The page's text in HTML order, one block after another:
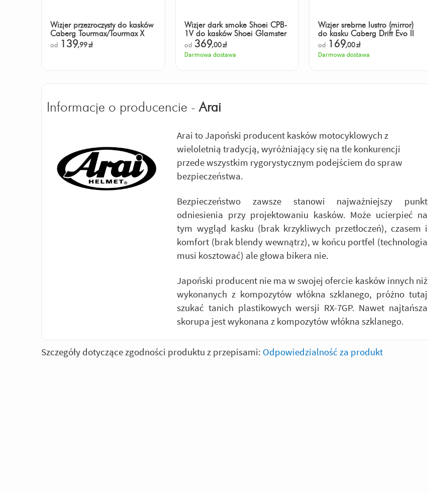
Wizjer przezroczysty do kasków
Caberg Tourmax/Tourmax X
od 139,99zł
Wizjer dark smoke Shoei CPB-
1V do kasków Shoei Glamster
od 369,00zł
Darmowa dostawa
Wizjer srebrne lustro (mirror)
do kasku Caberg Drift Evo II
od 169,00zł
Darmowa dostawa
Informacje o producencie - Arai
Arai to Japoński producent kasków motocyklowych z
wieloletnią tradycją, wyróżniający się na tle konkurencji
przede wszystkim rygorystycznym podejściem do spraw
bezpieczeństwa.
Bezpieczeństwo zawsze stanowi najważniejszy punkt
odniesienia przy projektowaniu kasków. Może ucierpieć na
tym wygląd kasku (brak krzykliwych przetłoczeń), czasem i
komfort (brak blendy wewnątrz), w końcu portfel (technologia
musi kosztować) ale głowa bikera nie.
Japoński producent nie ma w swojej ofercie kasków innych niż
wykonanych z kompozytów włókna szklanego, próżno tutaj
szukać tanich plastikowych wersji RX-7GP. Nawet najtańsza
skorupa jest wykonana z kompozytów włókna szklanego.
Szczegóły dotyczące zgodności produktu z przepisami: Odpowiedzialność za produkt